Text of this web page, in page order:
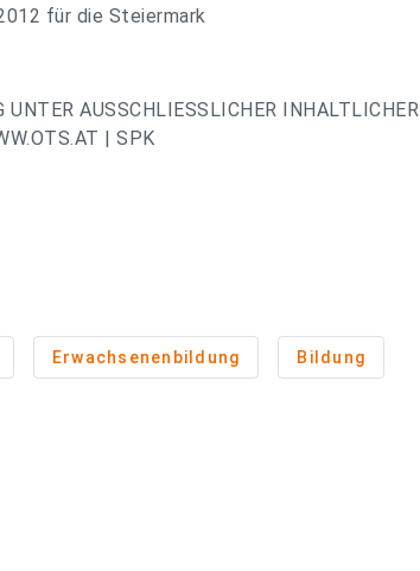
für die Steiermark
AUSSCHLIESSLICHER INHALTLICHER
| SPK
Erwachsenenbildung Bildung